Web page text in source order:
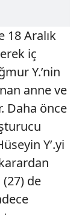
18 Aralık
iç
Y.’nin
anne ve
Daha önce
Y’.yi
de